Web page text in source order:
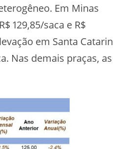
Em Minas
129,85/saca e R$
em Santa
Nas demais praças, as